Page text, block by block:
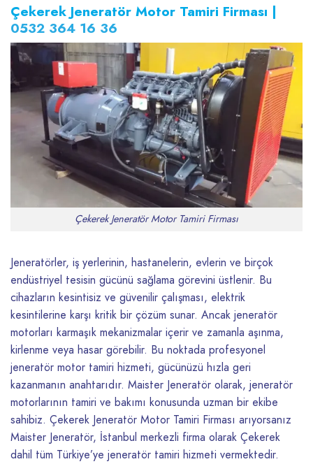
Çekerek Jeneratör Motor Tamiri Firması |
0532 364 16 36
Çekerek Jeneratör Motor Tamiri Firması
Jeneratörler, iş yerlerinin, hastanelerin, evlerin ve birçok
endüstriyel tesisin gücünü sağlama görevini üstlenir. Bu
cihazların kesintisiz ve güvenilir çalışması, elektrik
kesintilerine karşı kritik bir çözüm sunar. Ancak jeneratör
motorları karmaşık mekanizmalar içerir ve zamanla aşınma,
kirlenme veya hasar görebilir. Bu noktada profesyonel
jeneratör motor tamiri hizmeti, gücünüzü hızla geri
kazanmanın anahtarıdır. Maister Jeneratör olarak, jeneratör
motorlarının tamiri ve bakımı konusunda uzman bir ekibe
sahibiz. Çekerek Jeneratör Motor Tamiri Firması arıyorsanız
Maister Jeneratör, İstanbul merkezli firma olarak Çekerek
dahil tüm Türkiye’ye jeneratör tamiri hizmeti vermektedir.